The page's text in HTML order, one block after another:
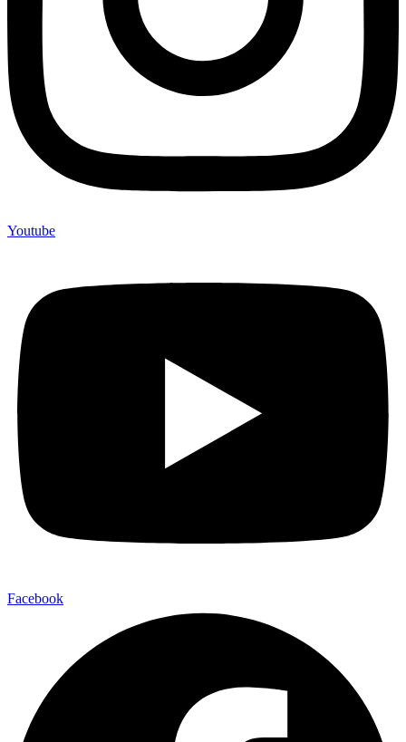
Youtube
Facebook